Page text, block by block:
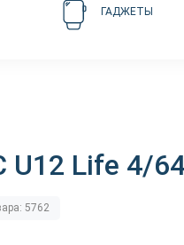
ГАДЖЕТЫ
U12 Life 4/
5762